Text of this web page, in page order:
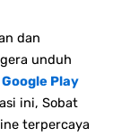
dan
unduh
Google Play
ini, Sobat
terpercaya